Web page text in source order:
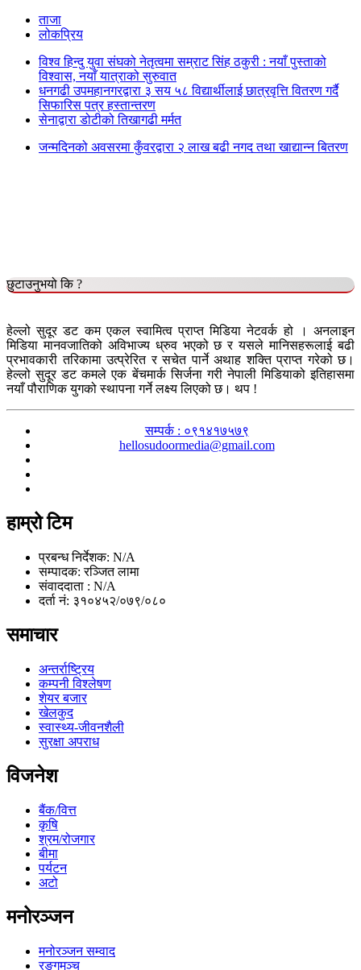
ताजा
लोकप्रिय
विश्व हिन्दु युवा संघको नेतृत्वमा सम्राट सिंह ठकुरी : नयाँ पुस्ताको
विश्वास, नयाँ यात्राको सुरुवात
धनगढी उपमहानगरद्वारा ३ सय ५८ विद्यार्थीलाई छात्रवृत्ति वितरण गर्दै
सिफारिस पत्र हस्तान्तरण
सेनाद्वारा डोटीको तिखागढी मर्मत
जन्मदिनको अवसरमा कुँवरद्वारा २ लाख बढी नगद तथा खाद्यान्न बितरण
छुटाउनुभयो कि ?
हेल्लो सुदूर डट कम एकल स्वामित्व प्राप्त मिडिया नेटवर्क हो । अनलाइन
मिडिया मानवजातिको अविभाज्य ध्रुव भएको छ र यसले मानिसहरूलाई बढी
प्रभावकारी तरिकामा उत्प्रेरित र सचेत पार्ने अथाह शक्ति प्राप्त गरेको छ।
हेल्लो सुदूर डट कमले एक बेंचमार्क सिर्जना गरी नेपाली मिडियाको इतिहासमा
नयाँ पौराणिक युगको स्थापना गर्ने लक्ष्य लिएको छ। थप !
सम्पर्क : ०९१४१७५७९
hellosudoormedia@gmail.com
हाम्रो टिम
प्रबन्ध निर्देशक: N/A
सम्पादक: रञ्जित लामा
संवाददाता : N/A
दर्ता नं: ३१०४५२/०७९/०८०
समाचार
अन्तर्राष्ट्रिय
कम्पनी विश्लेषण
शेयर बजार
खेलकुद
स्वास्थ्य-जीवनशैली
सुरक्षा अपराध
विजनेश
बैंक/वित्त
कृषि
श्रम/रोजगार
बीमा
पर्यटन
अटो
मनोरञ्जन
मनोरञ्जन सम्वाद
रङ्गमञ्च